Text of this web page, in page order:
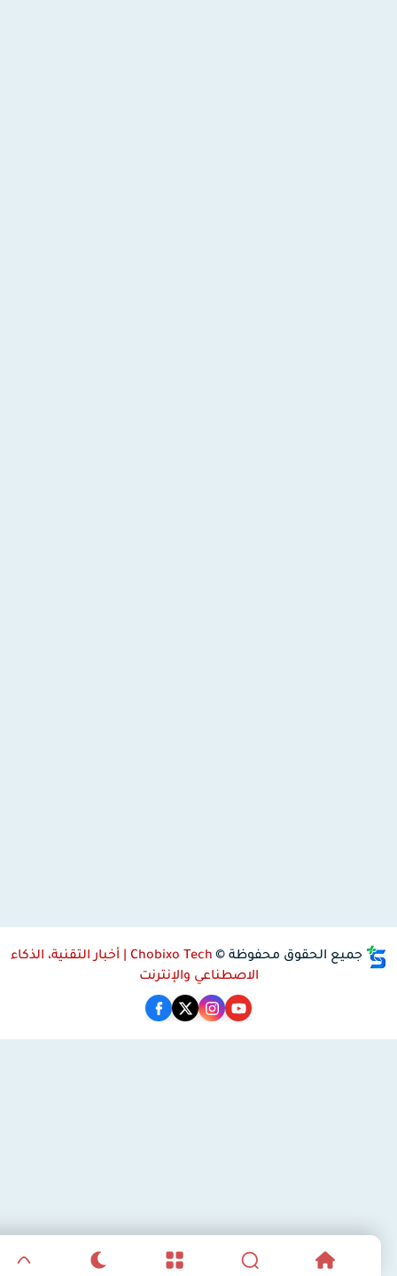
جميع الحقوق محفوظة ©
Chobixo Tech | أخبار التقنية، الذكاء
الاصطناعي والإنترنت